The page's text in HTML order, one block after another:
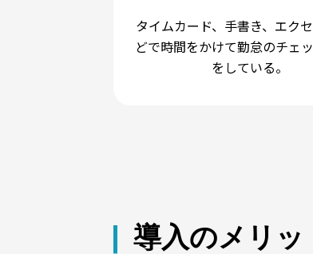
タイムカード、手書き、エク
どで時間をかけて勤怠のチェ
をしている。
導入のメリッ